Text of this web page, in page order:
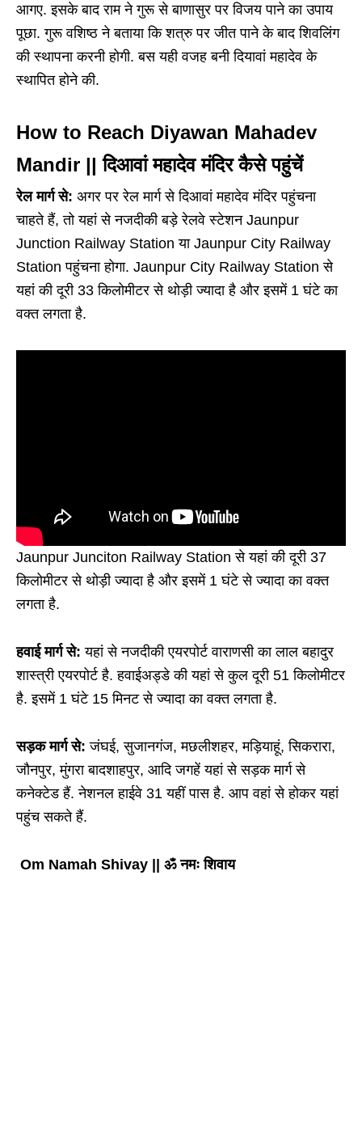
आगए. इसके बाद राम ने गुरू से बाणासुर पर विजय पाने का उपाय
पूछा. गुरू वशिष्ठ ने बताया कि शत्रु पर जीत पाने के बाद शिवलिंग
की स्थापना करनी होगी. बस यही वजह बनी दियावां महादेव के
स्थापित होने की.
How to Reach Diyawan Mahadev
Mandir || दिआवां महादेव मंदिर कैसे पहुंचें
रेल मार्ग से: अगर पर रेल मार्ग से दिआवां महादेव मंदिर पहुंचना
चाहते हैं, तो यहां से नजदीकी बड़े रेलवे स्टेशन Jaunpur
Junction Railway Station या Jaunpur City Railway
Station पहुंचना होगा. Jaunpur City Railway Station से
यहां की दूरी 33 किलोमीटर से थोड़ी ज्यादा है और इसमें 1 घंटे का
वक्त लगता है.
Jaunpur Junciton Railway Station से यहां की दूरी 37
किलोमीटर से थोड़ी ज्यादा है और इसमें 1 घंटे से ज्यादा का वक्त
लगता है.
हवाई मार्ग से: यहां से नजदीकी एयरपोर्ट वाराणसी का लाल बहादुर
शास्त्री एयरपोर्ट है. हवाईअड्डे की यहां से कुल दूरी 51 किलोमीटर
है. इसमें 1 घंटे 15 मिनट से ज्यादा का वक्त लगता है.
सड़क मार्ग से: जंघई, सुजानगंज, मछलीशहर, मड़ियाहूं, सिकरारा,
जौनपुर, मुंगरा बादशाहपुर, आदि जगहें यहां से सड़क मार्ग से
कनेक्टेड हैं. नेशनल हाईवे 31 यहीं पास है. आप वहां से होकर यहां
पहुंच सकते हैं.
Om Namah Shivay || ॐ नमः शिवाय